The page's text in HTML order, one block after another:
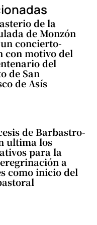
de la
de Monzón
concierto-
con motivo del
del
de San
de Asís
de Barbastro-
ultima los
para la
a
como inicio del